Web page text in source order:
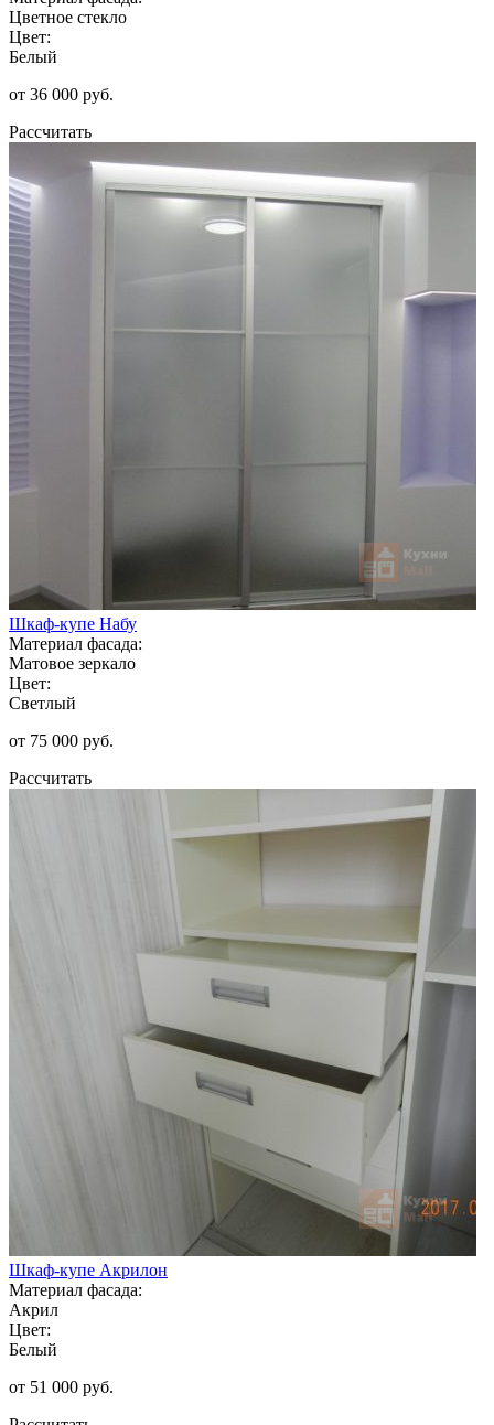
Цветное стекло
Цвет:
Белый
от 36 000 руб.
Рассчитать
Шкаф-купе Набу
Материал фасада:
Матовое зеркало
Цвет:
Светлый
от 75 000 руб.
Рассчитать
Шкаф-купе Акрилон
Материал фасада:
Акрил
Цвет:
Белый
от 51 000 руб.